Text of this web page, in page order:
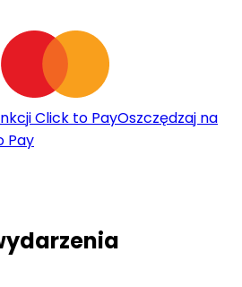
Click to PayOszczędzaj na
Pay